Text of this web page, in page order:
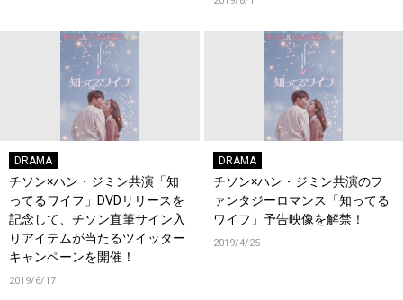
ワイフ」上映+YouTube LIVE に
抽選で75組150名様をご招待！
DRAMA
チソン×ハン・ジミン共演「知
ってるワイフ」DVDリリースを
記念して、チソン直筆サイン入
りアイテムが当たるツイッター
キャンペーンを開催！
2019/6/17
DRAMA
チソン×ハン・ジミン共演のフ
ァンタジーロマンス「知ってる
ワイフ」予告映像を解禁！
2019/4/25